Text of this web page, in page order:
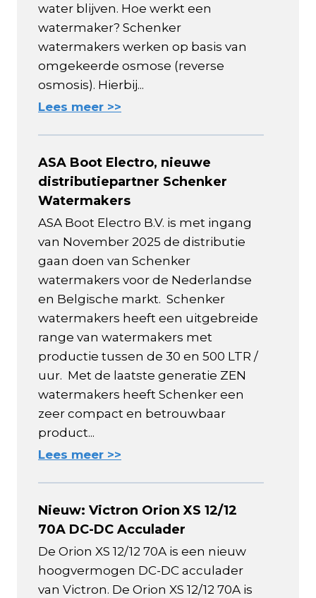
water blijven. Hoe werkt een
watermaker? Schenker
watermakers werken op basis van
omgekeerde osmose (reverse
osmosis). Hierbij...
Lees meer >>
ASA Boot Electro, nieuwe
distributiepartner Schenker
Watermakers
ASA Boot Electro B.V. is met ingang
van November 2025 de distributie
gaan doen van Schenker
watermakers voor de Nederlandse
en Belgische markt. Schenker
watermakers heeft een uitgebreide
range van watermakers met
productie tussen de 30 en 500 LTR /
uur. Met de laatste generatie ZEN
watermakers heeft Schenker een
zeer compact en betrouwbaar
product...
Lees meer >>
Nieuw: Victron Orion XS 12/12
70A DC-DC Acculader
De Orion XS 12/12 70A is een nieuw
hoogvermogen DC-DC acculader
van Victron. De Orion XS 12/12 70A is